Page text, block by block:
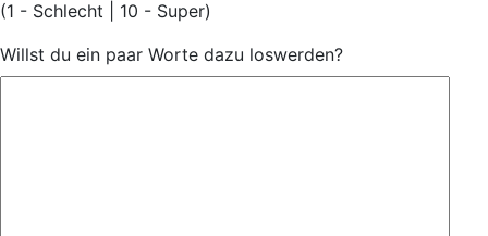
(1 - Schlecht | 10 - Super)
Willst du ein paar Worte dazu loswerden?